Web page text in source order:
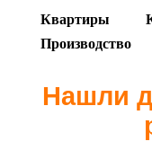
Квартиры
Производство
Нашли